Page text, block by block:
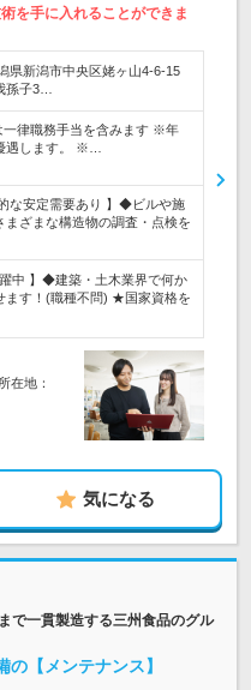
を手に入れることができま
県新潟市中央区姥ヶ山4-6-15
孫子3…
律職務手当を含みます ※年
遇します。 ※…
な安定需要あり 】◆ビルや施
ざまな構造物の調査・点検を
中 】◆建築・土木業界で何か
ます！(職種不問) ★国家資格を
在地：
気になる
で一貫製造する三州食品のグル
【メンテナンス】